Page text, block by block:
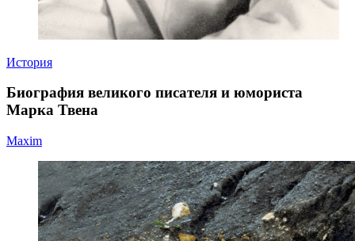
История
Биография великого писателя и юмориста
Марка Твена
Maxim